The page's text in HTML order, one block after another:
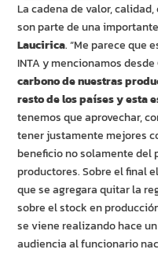
La cadena de valor,
son parte de una
Laucirica. “Me parece que
INTA y mencionamos
carbono de nuestras
resto de los países y esta
tenemos que aprovechar,
tener justamente mejores
beneficio no solamente del
productores. Sobre el final
que se agregara quitar la
sobre el stock en
se viene realizando hace
audiencia al funcionario